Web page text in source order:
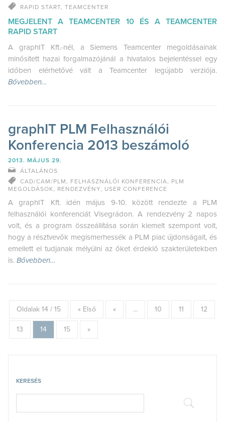
KERESÉS
RAPID START, TEAMCENTER
MEGJELENT A TEAMCENTER 10 ÉS A TEAMCENTER
RAPID START
A graphIT Kft.-nél, a Siemens Teamcenter megoldásainak
minősített hazai forgalmazójánál a hivatalos bejelentéssel egy
időben elérhetővé vált a Teamcenter legújabb verziója.
Bővebben…
graphIT PLM Felhasználói
Konferencia 2013 beszámoló
2013. MÁJUS 29.
ÁLTALÁNOS
CAD/CAM/PLM , FELHASZNÁLÓI KONFERENCIA, PLM
MEGOLDÁSOK, RENDEZVÉNY, USER CONFERENCE
A graphIT Kft. idén május 9-10. között rendezte a PLM
felhasználói konferenciát Visegrádon. A rendezvény 2 napos
volt, és a program összeállítása során kiemelt szempont volt,
hogy a résztvevők megismerhessék a PLM piac újdonságait, és
emellett el tudjanak mélyülni az őket érdeklő szakterületekben
is. Bővebben…
Oldalak 14 / 15 « Első « ... 10 11 12
13 14 15 »